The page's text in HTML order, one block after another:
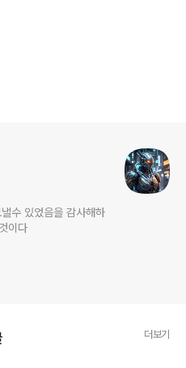
수 있었음을 감사해하
이다
더보기